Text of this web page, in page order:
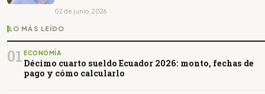
02 de junio, 2026
LO MÁS LEÍDO
01 ECONOMÍA
Décimo cuarto sueldo Ecuador 2026: monto, fechas de
pago y cómo calcularlo